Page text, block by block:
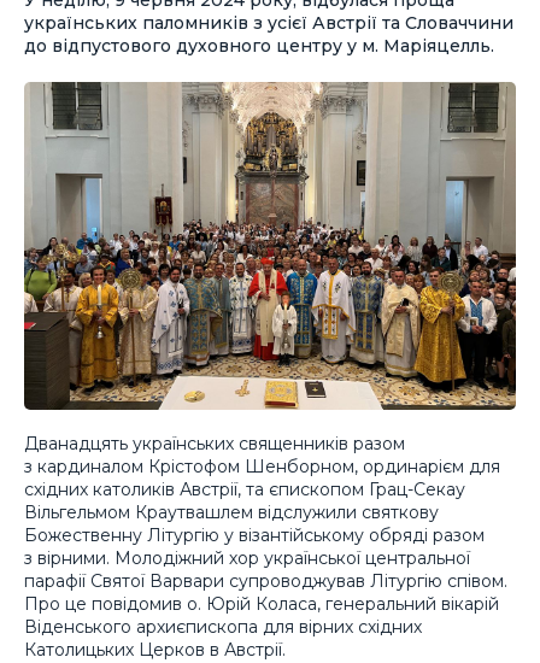
українських паломників з усієї Австрії та Словаччини
до відпустового духовного центру у м. Маріяцелль.
Дванадцять українських священників разом
з кардиналом Крістофом Шенборном, ординарієм для
східних католиків Австрії, та єпископом Грац-Секау
Вільгельмом Краутвашлем відслужили святкову
Божественну Літургію у візантійському обряді разом
з вірними. Молодіжний хор української центральної
парафії Святої Варвари супроводжував Літургію співом.
Про це повідомив о. Юрій Коласа, генеральний вікарій
Віденського архиєпископа для вірних східних
Католицьких Церков в Австрії.